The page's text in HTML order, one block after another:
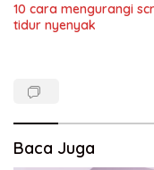
10 cara mengurangi
tidur nyenyak
Baca Juga